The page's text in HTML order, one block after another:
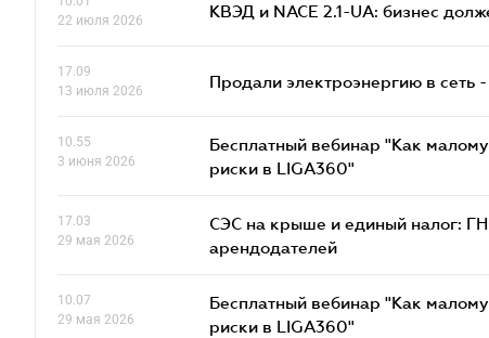
22 июля 2026
КВЭД и NACE 2.1-UA: бизнес
17.09
13 июля 2026
Продали электроэнергию в сеть
10.55
3 июня 2026
Бесплатный вебинар "Как
риски в LIGA360"
17.03
29 мая 2026
СЭС на крыше и единый налог:
арендодателей
10.07
29 мая 2026
Бесплатный вебинар "Как
риски в LIGA360"